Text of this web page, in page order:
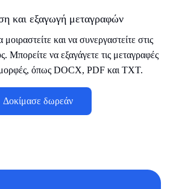
και εξαγωγή μεταγραφών
και να συνεργαστείτε στις
Μπορείτε να εξαγάγετε τις μεταγραφές
μορφές, όπως DOCX, PDF και TXT.
Δοκίμασε δωρεάν